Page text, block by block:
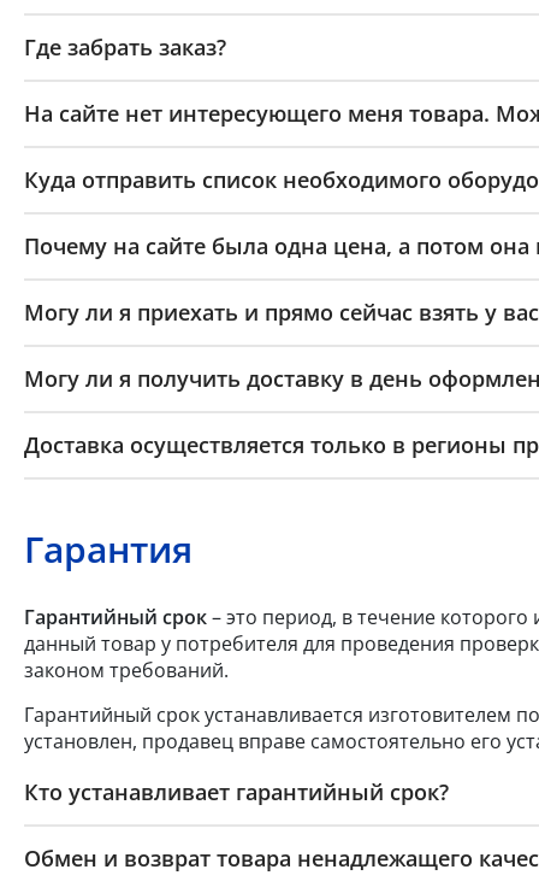
Где забрать заказ?
На сайте нет интересующего меня товара.
Куда отправить список необходимого
Почему на сайте была одна цена, а потом она
Могу ли я приехать и прямо сейчас взять у
Могу ли я получить доставку в день
Доставка осуществляется только в регионы
Гарантия
Гарантийный срок– это период, в течение которого
данный товар у потребителя для проведения
законом требований.
Гарантийный срок устанавливается изготовителем
установлен, продавец вправе самостоятельно его
Кто устанавливает гарантийный срок?
Обмен и возврат товара ненадлежащего